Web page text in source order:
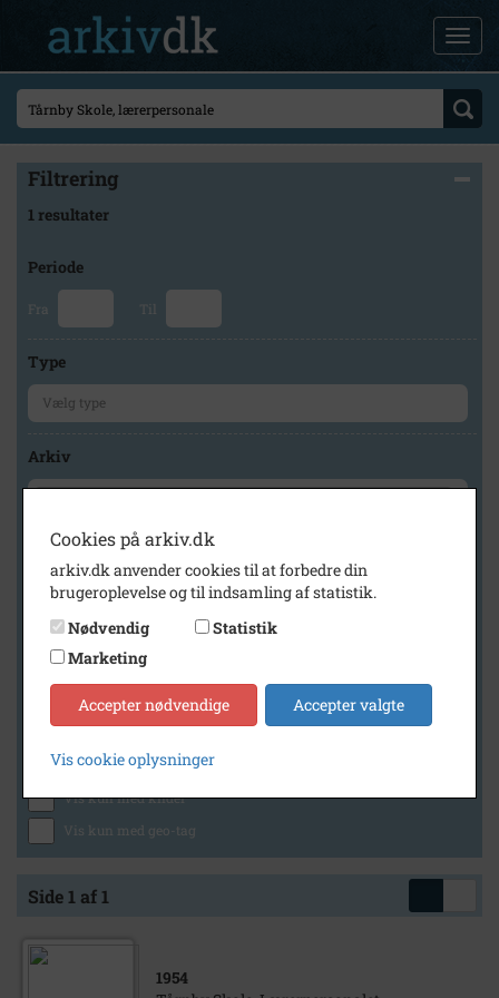
Filtrering
1 resultater
Periode
Fra Til
Type
Arkiv
Geografi
Generelt
Vis kun med billeder
Vis kun med lydklip
Vis kun med kilder
Vis kun med geo-tag
Side 1 af 1
1954
Cookies på arkiv.dk
arkiv.dk anvender cookies til at forbedre din
brugeroplevelse og til indsamling af statistik.
Nødvendig
Statistik
Marketing
Accepter nødvendige Accepter valgte
Vis cookie oplysninger